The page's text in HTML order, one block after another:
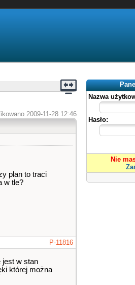
Nazwa
Hasło:
Nie
2009-11-28 12:46
plan to traci
w tle?
P-11816
jest w stan
której można